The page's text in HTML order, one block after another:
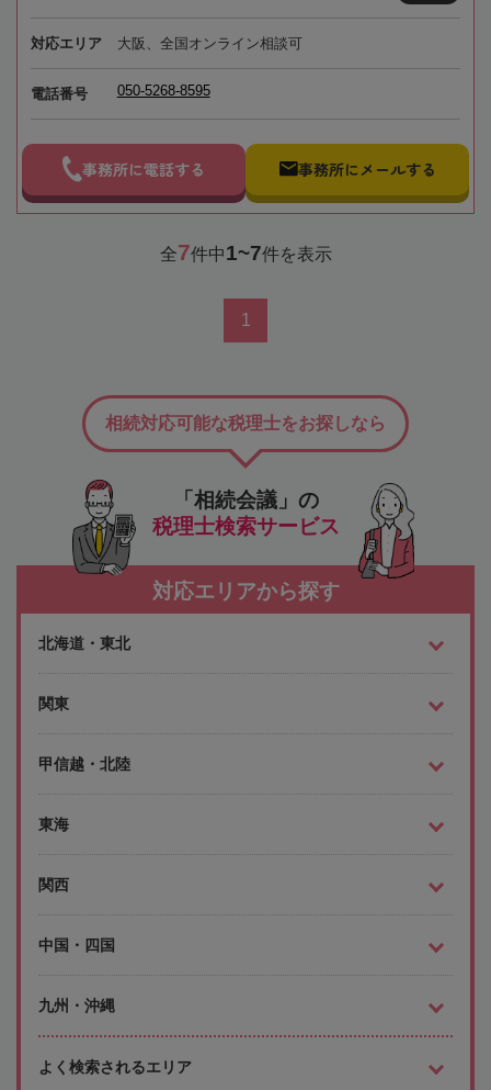
対応エリア 大阪、全国オンライン相談可
電話番号 050-5268-8595
事務所に電話する 事務所にメールする
全7件中1~7件を表示
1
「相続会議」の
税理士検索サービス
相続対応可能な税理士をお探しなら
対応エリアから探す
北海道・東北
関東
甲信越・北陸
東海
関西
中国・四国
九州・沖縄
よく検索されるエリア